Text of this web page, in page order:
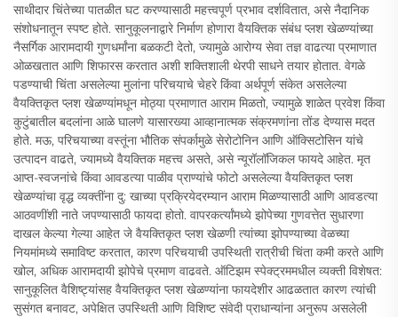
साथीदार चिंतेच्या पातळीत घट करण्यासाठी महत्त्वपूर्ण प्रभाव दर्शवितात, असे नैदानिक
संशोधनातून स्पष्ट होते. सानुकूलनाद्वारे निर्माण होणारा वैयक्तिक संबंध प्लश खेळण्यांच्या
नैसर्गिक आरामदायी गुणधर्मांना बळकटी देतो, ज्यामुळे आरोग्य सेवा तज्ञ वाढत्या प्रमाणात
ओळखतात आणि शिफारस करतात अशी शक्तिशाली थेरपी साधने तयार होतात. वेगळे
पडण्याची चिंता असलेल्या मुलांना परिचयाचे चेहरे किंवा अर्थपूर्ण संकेत असलेल्या
वैयक्तिकृत प्लश खेळण्यांमधून मोठ्या प्रमाणात आराम मिळतो, ज्यामुळे शाळेत प्रवेश किंवा
कुटुंबातील बदलांना आळे घालणे यासारख्या आव्हानात्मक संक्रमणांना तोंड देण्यास मदत
होते. मऊ, परिचयाच्या वस्तूंना भौतिक संपर्कामुळे सेरोटोनिन आणि ऑक्सिटोसिन यांचे
उत्पादन वाढते, ज्यामध्ये वैयक्तिक महत्त्व असते, असे न्यूरॉलॉजिकल फायदे आहेत. मृत
आप्त-स्वजनांचे किंवा आवडत्या पाळीव प्राण्यांचे फोटो असलेल्या वैयक्तिकृत प्लश
खेळण्यांचा वृद्ध व्यक्तींना दु: खाच्या प्रक्रियेदरम्यान आराम मिळण्यासाठी आणि आवडत्या
आठवणींशी नाते जपण्यासाठी फायदा होतो. वापरकर्त्यांमध्ये झोपेच्या गुणवत्तेत सुधारणा
दाखल केल्या गेल्या आहेत जे वैयक्तिकृत प्लश खेळणी त्यांच्या झोपण्याच्या वेळच्या
नियमांमध्ये समाविष्ट करतात, कारण परिचयाची उपस्थिती रात्रीची चिंता कमी करते आणि
खोल, अधिक आरामदायी झोपेचे प्रमाण वाढवते. ऑटिझम स्पेक्ट्रममधील व्यक्ती विशेषत:
सानुकूलित वैशिष्ट्यांसह वैयक्तिकृत प्लश खेळण्यांना फायदेशीर आढळतात कारण त्यांची
सुसंगत बनावट, अपेक्षित उपस्थिती आणि विशिष्ट संवेदी प्राधान्यांना अनुरूप असलेली